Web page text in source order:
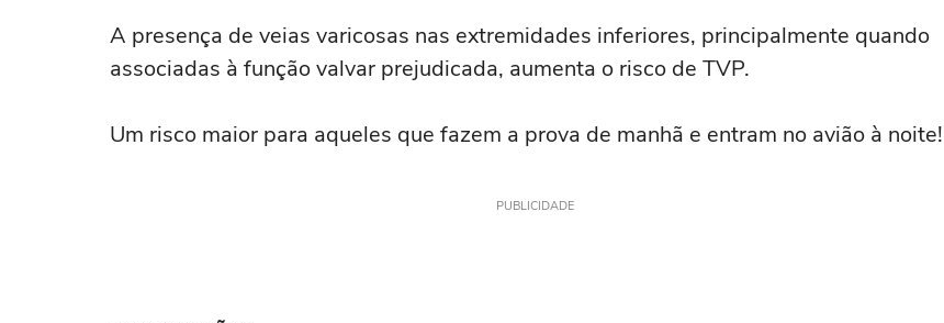
A presença de veias varicosas nas extremidades inferiores, principalmente quando
associadas à função valvar prejudicada, aumenta o risco de TVP.
Um risco maior para aqueles que fazem a prova de manhã e entram no avião à noite!
PUBLICIDADE